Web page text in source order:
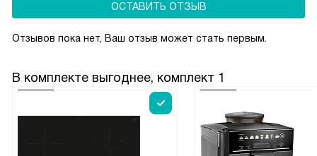
подходит тем, кто ценит мобильность, простоту
необходимости менять или подгонять кухонный гарнитур.
ОСТАВИТЬ ОТЗЫВ
Отзывов пока нет, Ваш отзыв может стать первым.
В комплекте выгоднее, комплект 1